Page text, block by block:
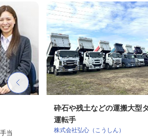
当
砕石や残土などの運搬大型
運転手
株式会社弘心（こうしん）